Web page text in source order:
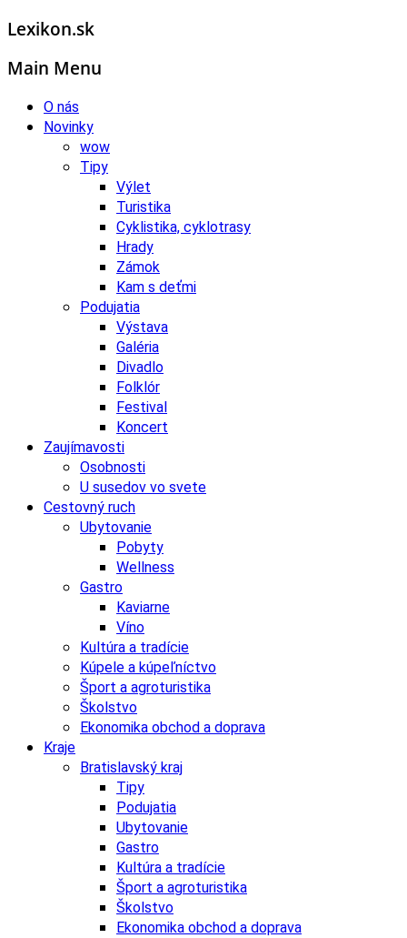
Lexikon.sk
Main Menu
O nás
Novinky
wow
Tipy
Výlet
Turistika
Cyklistika, cyklotrasy
Hrady
Zámok
Kam s deťmi
Podujatia
Výstava
Galéria
Divadlo
Folklór
Festival
Koncert
Zaujímavosti
Osobnosti
U susedov vo svete
Cestovný ruch
Ubytovanie
Pobyty
Wellness
Gastro
Kaviarne
Víno
Kultúra a tradície
Kúpele a kúpeľníctvo
Šport a agroturistika
Školstvo
Ekonomika obchod a doprava
Kraje
Bratislavský kraj
Tipy
Podujatia
Ubytovanie
Gastro
Kultúra a tradície
Šport a agroturistika
Školstvo
Ekonomika obchod a doprava